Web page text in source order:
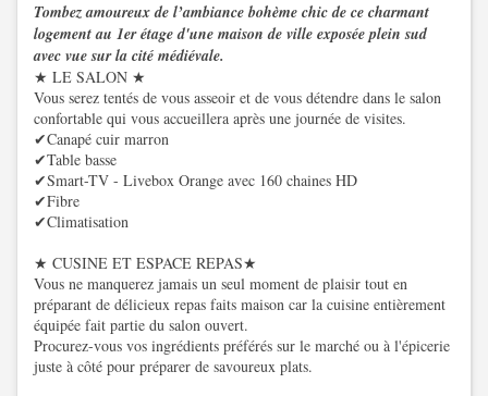
Tombez amoureux de l’ambiance bohème chic de ce charmant
logement au 1er étage d'une maison de ville exposée plein sud
avec vue sur la cité médiévale.
★ LE SALON ★
Vous serez tentés de vous asseoir et de vous détendre dans le salon
confortable qui vous accueillera après une journée de visites.
✔Canapé cuir marron
✔Table basse
✔Smart-TV - Livebox Orange avec 160 chaines HD
✔Fibre
✔Climatisation
★ CUSINE ET ESPACE REPAS★
Vous ne manquerez jamais un seul moment de plaisir tout en
préparant de délicieux repas faits maison car la cuisine entièrement
équipée fait partie du salon ouvert.
Procurez-vous vos ingrédients préférés sur le marché ou à l'épicerie
juste à côté pour préparer de savoureux plats.